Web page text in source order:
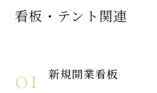
看板・テント関連
01 新規開業看板